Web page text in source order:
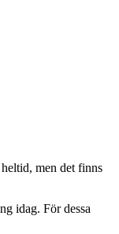
men det finns
idag. För dessa